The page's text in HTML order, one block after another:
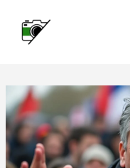
contenu